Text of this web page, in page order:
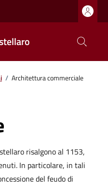
/ Architettura commerciale
risalgono al 1153,
In particolare, in tali
del feudo di